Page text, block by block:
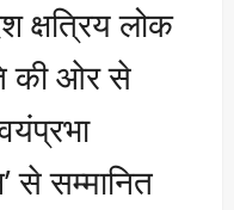
क्षत्रिय लोक
की ओर से
से सम्मानित